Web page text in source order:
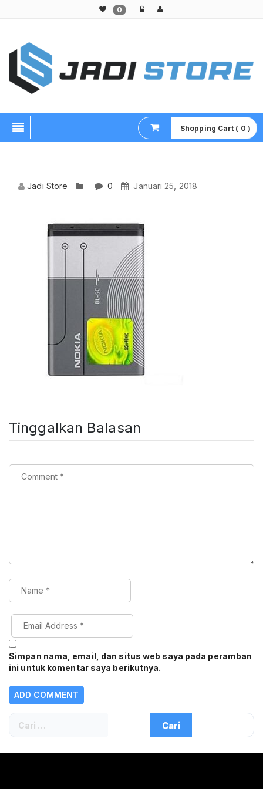
0
Shopping Cart ( 0 )
Jadi Store 0 Januari 25, 2018
Tinggalkan Balasan
Simpan nama, email, dan situs web saya pada peramban
ini untuk komentar saya berikutnya.
Cari
untuk: